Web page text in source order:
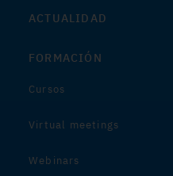
ACTUALIDAD
FORMACIÓN
Cursos
Virtual meetings
Webinars